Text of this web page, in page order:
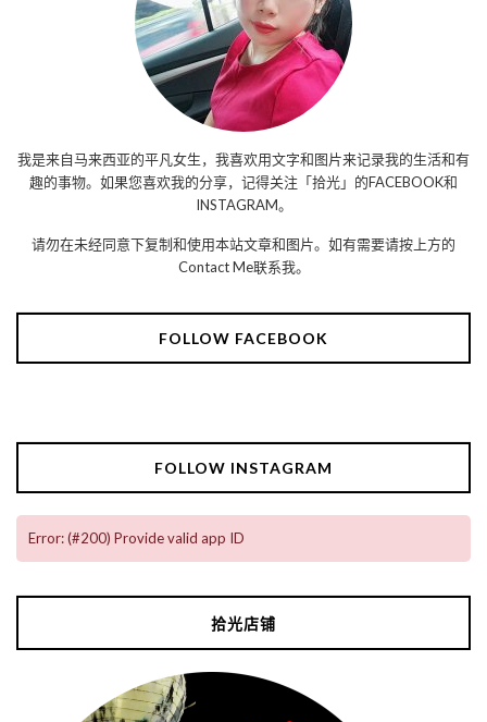
我是来自马来西亚的平凡女生，我喜欢用文字和图片来记录我的生活和有
趣的事物。如果您喜欢我的分享，记得关注「拾光」的FACEBOOK和
INSTAGRAM。
请勿在未经同意下复制和使用本站文章和图片。如有需要请按上方的
Contact Me联系我。
FOLLOW FACEBOOK
FOLLOW INSTAGRAM
Error: (#200) Provide valid app ID
拾光店铺